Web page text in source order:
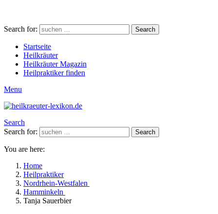
Search for: Search
Startseite
Heilkräuter
Heilkräuter Magazin
Heilpraktiker finden
Menu
Search
Search for:
Search
You are here:
Home
Heilpraktiker
Nordrhein-Westfalen
Hamminkeln
Tanja Sauerbier